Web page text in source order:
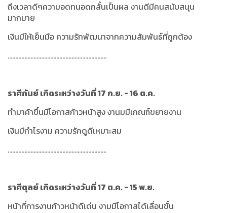
ถึงเวลาดีๆความอดทนอดกลั้นเป็นผล งานดีมีคนสนับสนุน
มากมาย
เงินมีให้เย็นมือ ความรักพัฒนาจากความสัมพันธ์ที่ถูกต้อง
.................................................................
ราศีกันย์ เกิดระหว่างวันที่ 17 ก.ย. - 16 ต.ค.
ทำมาค้าขึ้นมีโอกาสก้าวหน้าสูง งานมมีเกณฑ์ขยายงาน
เงินมีกำไรงาม ความรักดูดีเหมาะสม
.................................................................
ราศีตุลย์ เกิดระหว่างวันที่ 17 ต.ค. - 15 พ.ย.
หน้าที่การงานก้าวหน้าดีเด่น งามมีโอกาสได้เลื่อนขั้น